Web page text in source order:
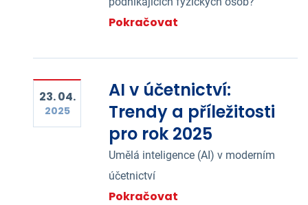
Pokračovat
23. 04.
2025
AI v účetnictví:
Trendy a příležitosti
pro rok 2025
Umělá inteligence (AI) v moderním
účetnictví
Pokračovat